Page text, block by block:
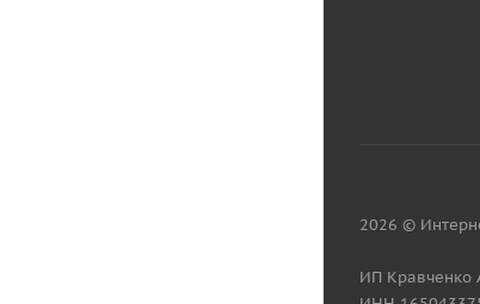
2026 ©
ИП Кравченко